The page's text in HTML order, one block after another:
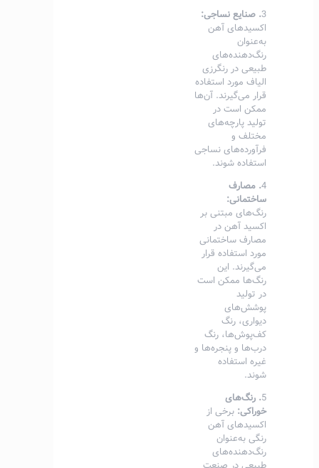
3. صنایع نساجی:
اکسیدهای آهن
به‌عنوان
رنگ‌دهنده‌های
طبیعی در رنگرزی
الیاف مورد استفاده
قرار می‌گیرند. آن‌ها
ممکن است در
تولید پارچه‌های
مختلف و
فرآورده‌های نساجی
استفاده شوند.
4. مصارف
ساختمانی:
رنگ‌های مبتنی بر
اکسید آهن در
مصارف ساختمانی
مورد استفاده قرار
می‌گیرند. این
رنگ‌ها ممکن است
در تولید
پوشش‌های
دیواری، رنگ
کف‌پوش‌ها، رنگ
درب‌ها و پنجره‌ها و
غیره استفاده
شوند.
5. رنگ‌های
خوراکی: برخی از
اکسیدهای آهن
رنگی به‌عنوان
رنگ‌دهنده‌های